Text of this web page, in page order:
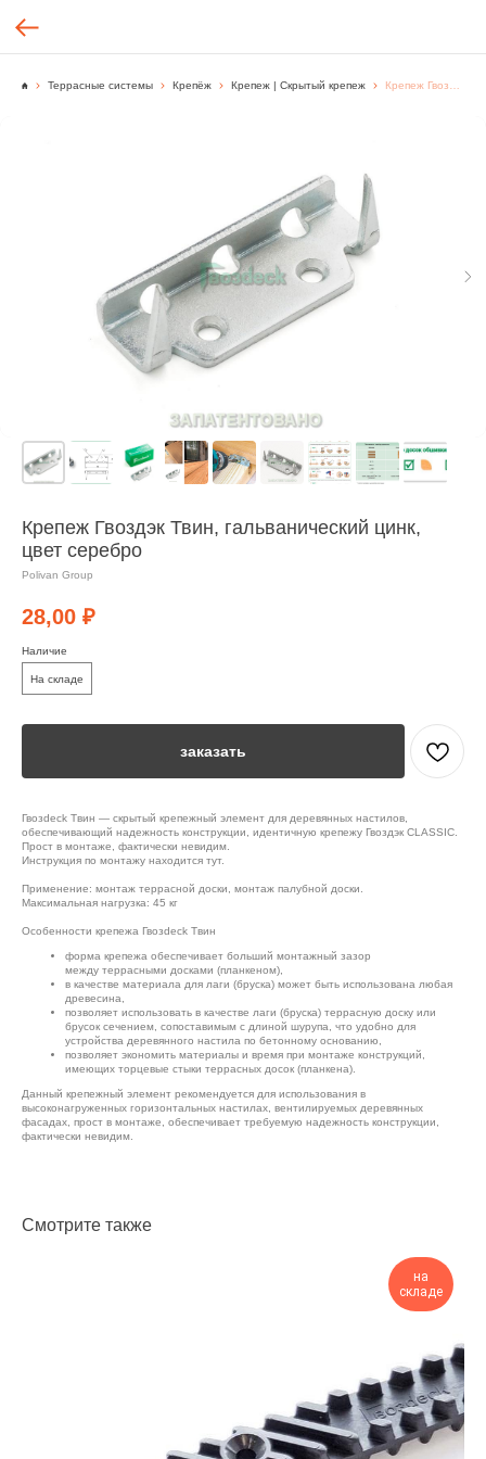
Террасные системы Крепёж Крепеж | Скрытый крепеж
Крепеж Гвоздэк Твин, гальванический цинк,
цвет серебро
Polivan Group
28,00 ₽
Наличие
На складе
заказать
Гвозdeck Твин — скрытый крепежный элемент для деревянных настилов,
обеспечивающий надежность конструкции, идентичную крепежу Гвоздэк CLASSIC.
Прост в монтаже, фактически невидим.
Инструкция по монтажу находится тут.
Применение: монтаж террасной доски, монтаж палубной доски.
Максимальная нагрузка: 45 кг
Особенности крепежа Гвозdeck Твин
форма крепежа обеспечивает больший монтажный зазор
между террасными досками (планкеном),
в качестве материала для лаги (бруска) может быть использована любая
древесина,
позволяет использовать в качестве лаги (бруска) террасную доску или
брусок сечением, сопоставимым с длиной шурупа, что удобно для
устройства деревянного настила по бетонному основанию,
позволяет экономить материалы и время при монтаже конструкций,
имеющих торцевые стыки террасных досок (планкена).
Данный крепежный элемент рекомендуется для использования в
высоконагруженных горизонтальных настилах, вентилируемых деревянных
фасадах, прост в монтаже, обеспечивает требуемую надежность конструкции,
фактически невидим.
Смотрите также
на
складе